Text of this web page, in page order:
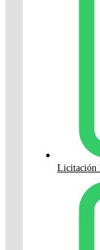
Licitación